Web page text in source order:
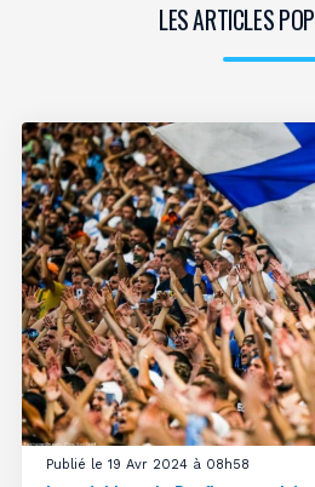
LES ARTICLES
Publié le 19 Avr 2024 à 08h58